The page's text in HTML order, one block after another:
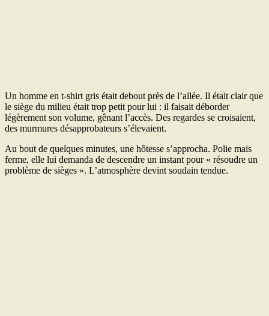
Un homme en t‑shirt gris était debout près de l’allée. Il était clair que
le siège du milieu était trop petit pour lui : il faisait déborder
légèrement son volume, gênant l’accès. Des regardes se croisaient,
des murmures désapprobateurs s’élevaient.
Au bout de quelques minutes, une hôtesse s’approcha. Polie mais
ferme, elle lui demanda de descendre un instant pour « résoudre un
problème de sièges ». L’atmosphère devint soudain tendue.